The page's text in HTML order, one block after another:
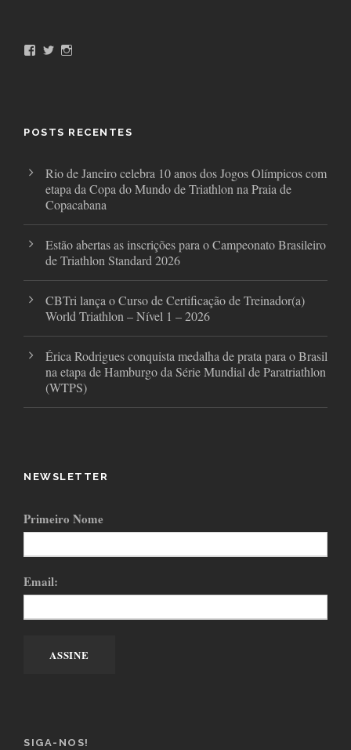
k
T
a
POSTS RECENTES
Rio de Janeiro celebra 10 anos dos Jogos Olímpicos com
etapa da Copa do Mundo de Triathlon na Praia de
Copacabana
Estão abertas as inscrições para o Campeonato Brasileiro
de Triathlon Standard 2026
CBTri lança o Curso de Certificação de Treinador(a)
World Triathlon – Nível 1 – 2026
Érica Rodrigues conquista medalha de prata para o Brasil
na etapa de Hamburgo da Série Mundial de Paratriathlon
(WTPS)
NEWSLETTER
Primeiro Nome
Email:
SIGA-NOS!